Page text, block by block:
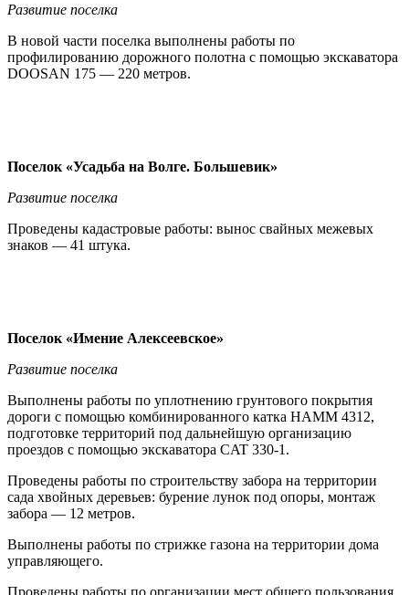
Развитие поселка
В новой части поселка выполнены работы по
профилированию дорожного полотна с помощью экскаватора
DOOSAN 175 — 220 метров.
Поселок «Усадьба на Волге. Большевик»
Развитие поселка
Проведены кадастровые работы: вынос свайных межевых
знаков — 41 штука.
Поселок «Имение Алексеевское»
Развитие поселка
Выполнены работы по уплотнению грунтового покрытия
дороги с помощью комбинированного катка HAMM 4312,
подготовке территорий под дальнейшую организацию
проездов с помощью экскаватора CAT 330-1.
Проведены работы по строительству забора на территории
сада хвойных деревьев: бурение лунок под опоры, монтаж
забора — 12 метров.
Выполнены работы по стрижке газона на территории дома
управляющего.
Проведены работы по организации мест общего пользования